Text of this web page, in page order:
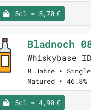
5cl = 5,70 €
Bladnoch
Whiskybase
8 Jahre • Single
Matured •
5cl = 4,90 €